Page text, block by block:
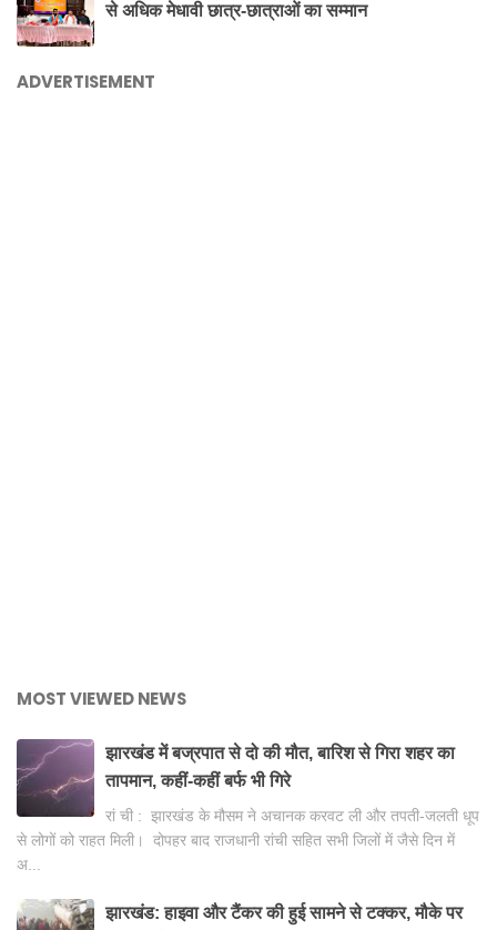
से अधिक मेधावी छात्र-छात्राओं का सम्मान
ADVERTISEMENT
MOST VIEWED NEWS
झारखंड में बज्रपात से दो की मौत, बारिश से गिरा शहर का
तापमान, कहीं-कहीं बर्फ भी गिरे
रां ची : झारखंड के मौसम ने अचानक करवट ली और तपती-जलती धूप
से लोगों को राहत मिली। दोपहर बाद राजधानी रांची सहित सभी जिलों में जैसे दिन में
अ...
झारखंड: हाइवा और टैंकर की हुई सामने से टक्कर, मौके पर